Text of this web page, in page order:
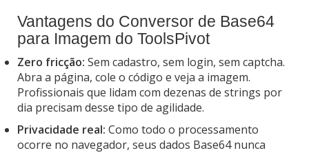
Vantagens do Conversor de Base64
para Imagem do ToolsPivot
Zero fricção: Sem cadastro, sem login, sem captcha.
Abra a página, cole o código e veja a imagem.
Profissionais que lidam com dezenas de strings por
dia precisam desse tipo de agilidade.
Privacidade real: Como todo o processamento
ocorre no navegador, seus dados Base64 nunca